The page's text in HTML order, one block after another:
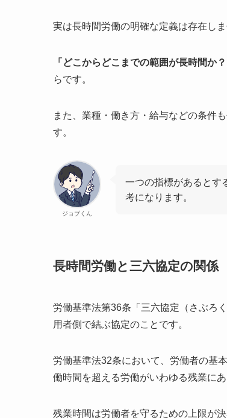
実は長時間労働の明確な定義は存在しま
「どこからどこまでの範囲が長時間か？
らです。
また、業種・働き方・給与などの条件
す。
ジョブくん
一つの指標があるとす
考になります。
長時間労働と三六協定の関係
労働基準法第36条「三六協定（さぶろ
用者側で結ぶ協定のことです。
労働基準法32条において、労働者の基本
働時間を超える労働がいわゆる残業にあ
残業時間は労働者を守るための上限が